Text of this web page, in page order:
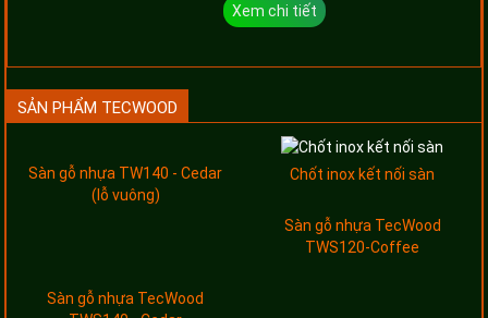
Xem chi tiết
SẢN PHẨM TECWOOD
Sàn gỗ nhựa TW140 - Cedar
(lỗ vuông)
Chốt inox kết nối sàn
Sàn gỗ nhựa TecWood
TWS120-Coffee
Sàn gỗ nhựa TecWood